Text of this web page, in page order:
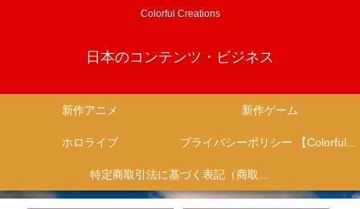
Colorful Creations
日本のコンテンツ・ビジネス
新作アニメ 新作ゲーム
ホロライブ プライバシーポリシー 【Colorful Creation】
特定商取引法に基づく表記（商取引に関する開示）